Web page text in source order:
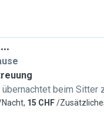
übernachtet beim Sitter
15 CHF/